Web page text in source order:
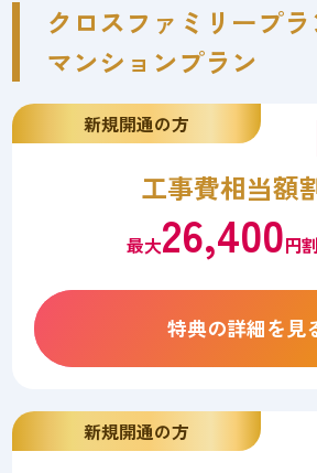
クロスファミリープ
マンションプラン
新規開通の方
工事費相当額
最大26,400円
特典の詳細を見
新規開通の方